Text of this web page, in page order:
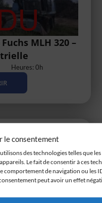
le consentement
des technologies telles que
Le fait de consentir à ces
comportement de navigation ou les
peut avoir un effet
MLH 320 –
Heures: 0h